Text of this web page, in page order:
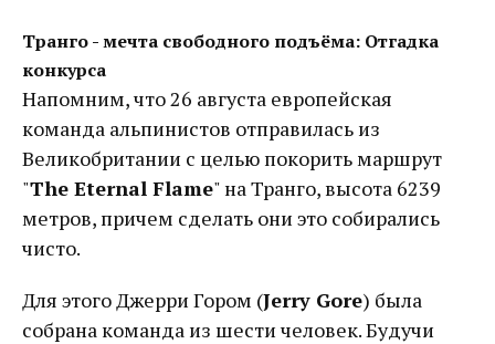
Транго - мечта свободного подъёма: Отгадка
конкурса
Напомним, что 26 августа европейская
команда альпинистов отправилась из
Великобритании с целью покорить маршрут
"The Eternal Flame" на Транго, высота 6239
метров, причем сделать они это собирались
чисто.
Для этого Джерри Гором (Jerry Gore) была
собрана команда из шести человек. Будучи